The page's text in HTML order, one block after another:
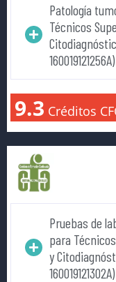
Patología
Técnicos
160019121256A)
9.3 Créditos
Pruebas de
para
y
160019121302A)